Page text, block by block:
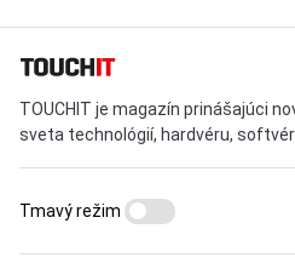
TOUCHIT je magazín prinášajúci
sveta technológií, hardvéru,
Tmavý režim